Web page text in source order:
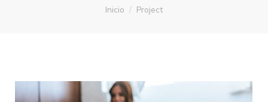
Estás aquí:
Inicio Project